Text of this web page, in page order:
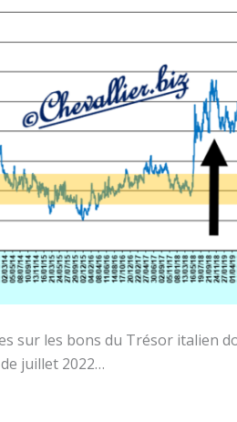
sur les bons du Trésor italien
juillet 2022…